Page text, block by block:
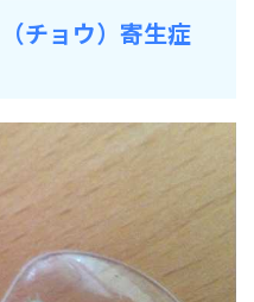
チョウ）寄生症